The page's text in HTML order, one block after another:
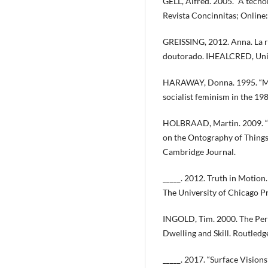
Revista Concinnitas; Online:
GREISSING, 2012. Anna.
doutorado. IHEALCRED,
HARAWAY, Donna. 1995.
socialist feminism in the
HOLBRAAD, Martin. 2009.
on the Ontography of
Cambridge Journal.
_____. 2012. Truth in
The University of Chicago
INGOLD, Tim. 2000. The
Dwelling and Skill.
_____. 2017. “Surface